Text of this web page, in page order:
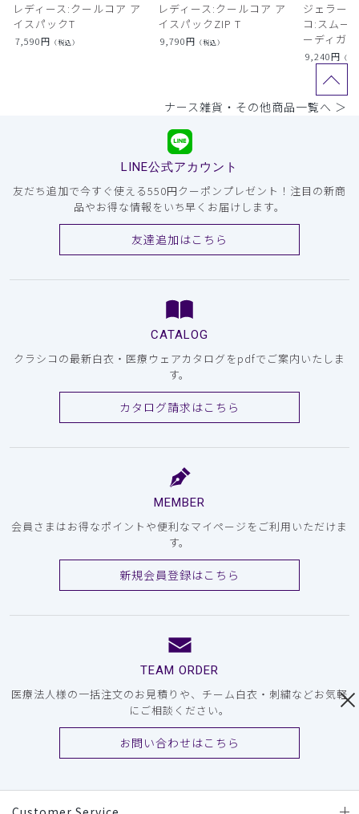
レディース:クールコア ア
イスパックT
7,590円 （税込）
レディース:クールコア ア
イスパックZIP T
9,790円 （税込）
ジェラー
コ:スムー
ーディガン
9,240円 （税
ナース雑貨・その他商品一覧へ ＞
LINE公式アカウント
友だち追加で今すぐ使える550円クーポンプレゼント！注目の新商
品やお得な情報をいち早くお届けします。
友達追加はこちら
CATALOG
クラシコの最新白衣・医療ウェアカタログをpdfでご案内いたしま
す。
カタログ請求はこちら
MEMBER
会員さまはお得なポイントや便利なマイページをご利用いただけま
す。
新規会員登録はこちら
TEAM ORDER
医療法人様の一括注文のお見積りや、チーム白衣・刺繍などお気軽
にご相談ください。
お問い合わせはこちら